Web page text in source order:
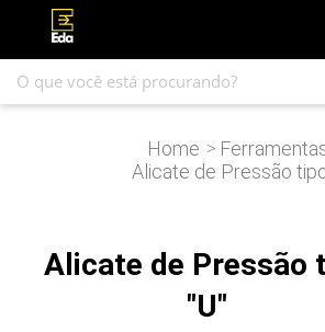
Home >
Alicate de Pressão tipo
Alicate de Pressão
"U"